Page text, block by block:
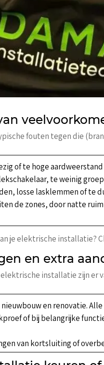
fouten tegen die
of te hoge
te weinig
losse lasklemmen of te
de zones, door natte
je elektrische installatie?
en extra
installatie zijn er
en renovatie.
of bij belangrijke
van kortsluiting of